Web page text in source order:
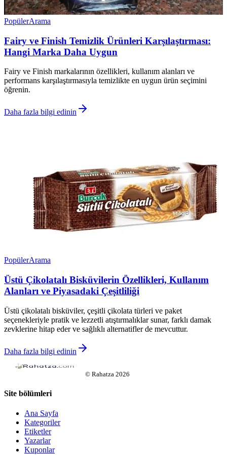
PopülerArama
Fairy ve Finish Temizlik Ürünleri Karşılaştırması:
Hangi Marka Daha Uygun
Fairy ve Finish markalarının özellikleri, kullanım alanları ve
performans karşılaştırmasıyla temizlikte en uygun ürün seçimini
öğrenin.
Daha fazla bilgi edinin
PopülerArama
Üstü Çikolatalı Bisküvilerin Özellikleri, Kullanım
Alanları ve Piyasadaki Çeşitliliği
Üstü çikolatalı bisküviler, çeşitli çikolata türleri ve paket
seçenekleriyle pratik ve lezzetli atıştırmalıklar sunar, farklı damak
zevklerine hitap eder ve sağlıklı alternatifler de mevcuttur.
Daha fazla bilgi edinin
© Rahatza 2026
Site bölümleri
Ana Sayfa
Kategoriler
Etiketler
Yazarlar
Kuponlar